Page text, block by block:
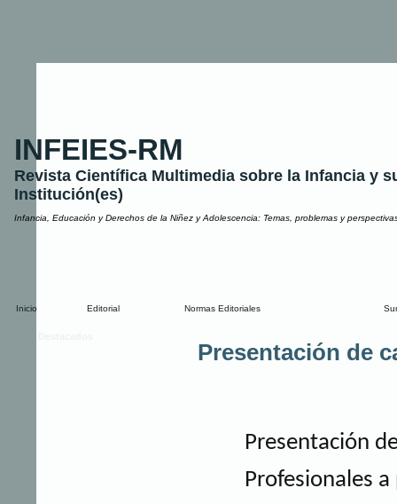
Infancia, Educación y Derechos de la Niñez y Adolescencia: Temas, problemas y
INFEIES-RM
Revista Científica Multimedia sobre la Infancia y
Institución(es)
Inicio Editorial Normas Editoriales
Presentación de
Presentación
Profesionales